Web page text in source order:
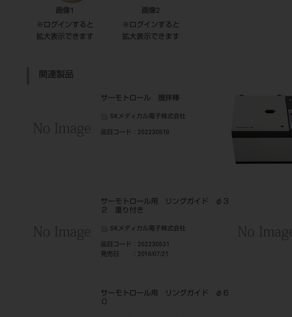
画像1
※ログインすると
拡大表示できます
画像2
※ログインすると
拡大表示できます
関連製品
サーモトロール 攪拌棒
SKメディカル電子株式会社
品目コード ：202230519
サーモトロール用 リングガイド φ３
２ 重り付き
SKメディカル電子株式会社
品目コード ：202230531
発売日
：2016/07/21
サーモトロール用 リングガイド φ６
０